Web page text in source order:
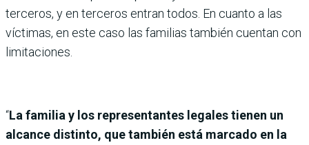
terceros, y en terceros entran todos. En cuanto a las
víctimas, en este caso las familias también cuentan con
limitaciones.
“La familia y los representantes legales tienen un
alcance distinto, que también está marcado en la